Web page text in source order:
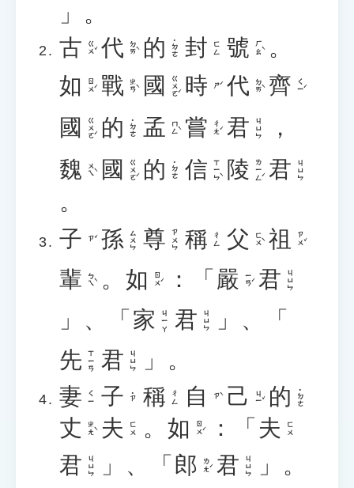
」。
古 ㄍㄨˇ 代 ㄉㄞˋ 的 ˙ㄉㄜ 封 ㄈㄥ 號 ㄏㄠˋ 。
如 ㄖㄨˊ 戰 ㄓㄢˋ 國 ㄍㄨㄛˊ 時 ㄕˊ 代 ㄉㄞˋ 齊 ㄑㄧˊ
國 ㄍㄨㄛˊ 的 ˙ㄉㄜ 孟 ㄇㄥˋ 嘗 ㄔㄤˊ 君 ㄐㄩㄣ
，
魏 ㄨㄟˋ 國 ㄍㄨㄛˊ 的 ˙ㄉㄜ 信 ㄒㄧㄣˋ 陵 ㄌㄧㄥˊ 君 ㄐㄩㄣ
。
子
ㄗˇ 孫 ㄙㄨㄣ 尊 ㄗㄨㄣ 稱 ㄔㄥ 父 ㄈㄨˋ 祖 ㄗㄨˇ
輩 ㄅㄟˋ 。 如 ㄖㄨˊ ：「 嚴 ㄧㄢˊ 君 ㄐㄩㄣ
」、「 家 ㄐㄧㄚ 君 ㄐㄩㄣ
」、「
先 ㄒㄧㄢ 君 ㄐㄩㄣ
」。
妻 ㄑㄧ 子 ˙ㄗ 稱 ㄔㄥ 自 ㄗˋ 己 ㄐㄧˇ 的 ˙ㄉㄜ
丈 ㄓㄤˋ 夫 ㄈㄨ 。 如 ㄖㄨˊ ：「 夫 ㄈㄨ
君 ㄐㄩㄣ 」、「 郎 ㄌㄤˊ 君 ㄐㄩㄣ
」。